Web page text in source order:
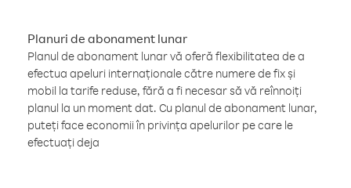
Planuri de abonament lunar
Planul de abonament lunar vă oferă flexibilitatea de a
efectua apeluri internaționale către numere de fix și
mobil la tarife reduse, fără a fi necesar să vă reînnoiți
planul la un moment dat. Cu planul de abonament lunar,
puteți face economii în privința apelurilor pe care le
efectuați deja